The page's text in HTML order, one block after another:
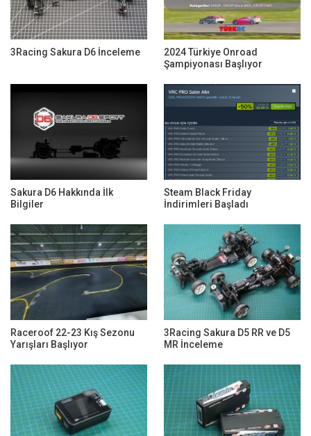
3Racing Sakura D6 İnceleme
2024 Türkiye Onroad
Şampiyonası Başlıyor
Sakura D6 Hakkında İlk
Bilgiler
Steam Black Friday
İndirimleri Başladı
Raceroof 22-23 Kış Sezonu
Yarışları Başlıyor
3Racing Sakura D5 RR ve D5
MR İnceleme